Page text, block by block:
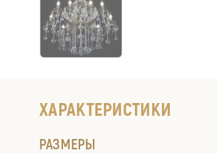
ХАРАКТЕРИСТИКИ
РАЗМЕРЫ